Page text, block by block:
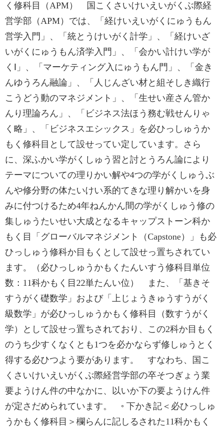
く修科目（APM） 国こくさいけいえいがくぶ際経
営学部（APM）では、「経けいえいがくにゅうもん
営学入門」、「統とうけいがく計学」、「経けいざ
いがくにゅうもん済学入門」、「会かい計けい学が
くⅠ」、「マーケティング入にゅうもん門」、「金き
んゆうろん融論」、「人じんざい材と組そしき織行
こうどう動のマネジメント」、「生せい産さん管か
んり理論ろん」、「ビジネス法ほう務む戦せんりゃ
く略」、「ビジネスエシックス」を必ひっしゅうか
もく修科目として設せってい定しています。さら
に、深ふかい学がくしゅう習と討とうろん論により
テーマについての理りかい解や4つの学がくしゅうぶ
んや修分野の体たいけい系的てきな理り解かいを身
みに付つけるため4年ねんかん間の学がくしゅう修の
集しゅうたいせい大成となるキャップストーン科か
もく目「グローバルマネジメント（Capstone）」も必
ひっしゅう修科か目もくとして設せっ置ちされてい
ます。（必ひっしゅうかもくたんいすう修科目単位
数：11科かもく目22単たんい位） また、「基きそ
すうがく礎数学」および「上じょうきゅうすうがく
級数学」が必ひっしゅうかもく修科目（数すうがく
学）として設せっ置ちされており、この2科か目もく
のうち少すくなくとも1つを必かならず修しゅうとく
得する必ひつよう要があります。 すなわち、国こ
くさいけいえいがくぶ際経営学部の卒そつぎょう業
要ようけん件の中なかに、以いか下の要ようけん件
が定さだめられています。 ◦ 下かき記＜必ひっしゅ
うかもく修科目＞欄らんに記しるされた11科かもく